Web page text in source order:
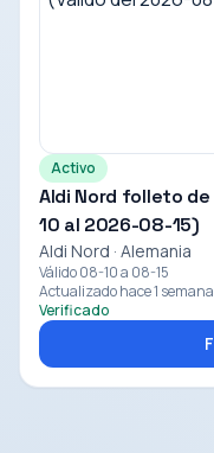
Activo
Aldi Nord folleto
10 al 2026-08-15)
Aldi Nord · Alemania
Válido 08-10 a 08-15
Actualizado hace 1 semana
Verificado